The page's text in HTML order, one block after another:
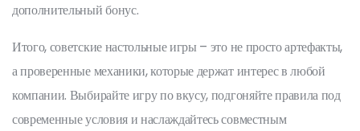
дополнительный бонус.
Итого, советские настольные игры – это не просто артефакты,
а проверенные механики, которые держат интерес в любой
компании. Выбирайте игру по вкусу, подгоняйте правила под
современные условия и наслаждайтесь совместным